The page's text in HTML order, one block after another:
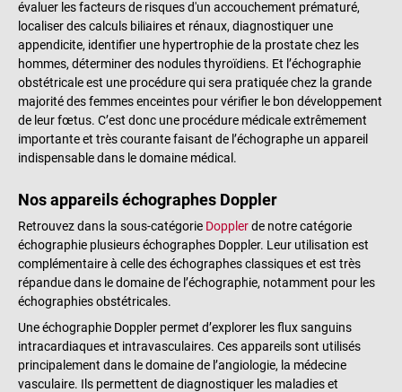
évaluer les facteurs de risques d'un accouchement prématuré,
localiser des calculs biliaires et rénaux, diagnostiquer une
appendicite, identifier une hypertrophie de la prostate chez les
hommes, déterminer des nodules thyroïdiens. Et l’échographie
obstétricale est une procédure qui sera pratiquée chez la grande
majorité des femmes enceintes pour vérifier le bon développement
de leur fœtus. C’est donc une procédure médicale extrêmement
importante et très courante faisant de l’échographe un appareil
indispensable dans le domaine médical.
Nos appareils échographes Doppler
Retrouvez dans la sous-catégorie Dopplerde notre catégorie
échographie plusieurs échographes Doppler. Leur utilisation est
complémentaire à celle des échographes classiques et est très
répandue dans le domaine de l’échographie, notamment pour les
échographies obstétricales.
Une échographie Doppler permet d’explorer les flux sanguins
intracardiaques et intravasculaires. Ces appareils sont utilisés
principalement dans le domaine de l’angiologie, la médecine
vasculaire. Ils permettent de diagnostiquer les maladies et